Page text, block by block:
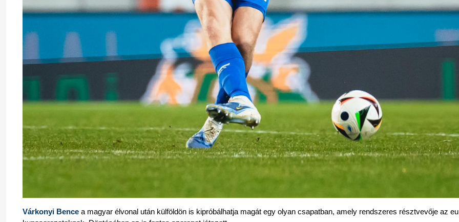
Várkonyi Bence a magyar élvonal után külföldön is kipróbálhatja magát egy olyan csapatban, amely rendszeres résztvevője az